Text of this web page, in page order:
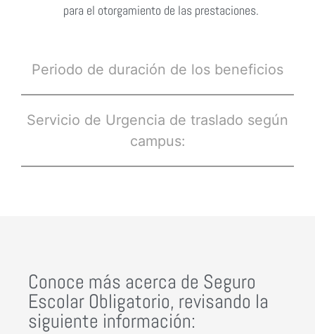
Periodo de duración de los beneficios
Servicio de Urgencia de traslado según
campus:
para el otorgamiento de las prestaciones.
Conoce más acerca de Seguro
Escolar Obligatorio, revisando la
siguiente información: